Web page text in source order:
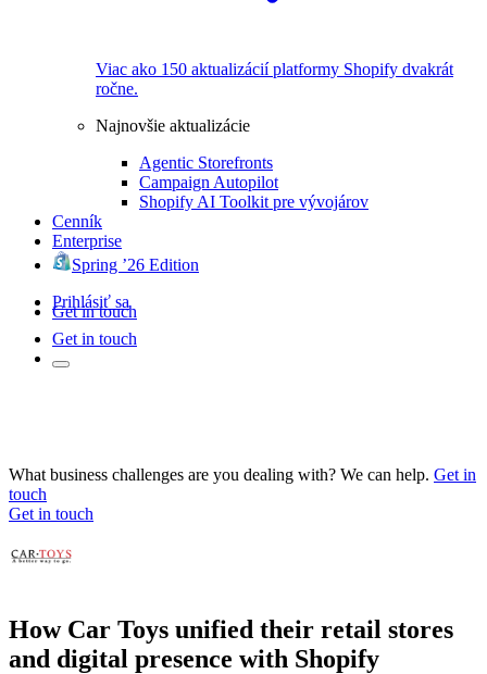
Viac ako 150 aktualizácií platformy Shopify dvakrát
ročne.
Najnovšie aktualizácie
Agentic Storefronts
Campaign Autopilot
Shopify AI Toolkit pre vývojárov
Cenník
Enterprise
Spring ’26 Edition
Prihlásiť sa
Get in touch
Get in touch
What business challenges are you dealing with? We can help. Get in
touch
Get in touch
How Car Toys unified their retail stores
and digital presence with Shopify